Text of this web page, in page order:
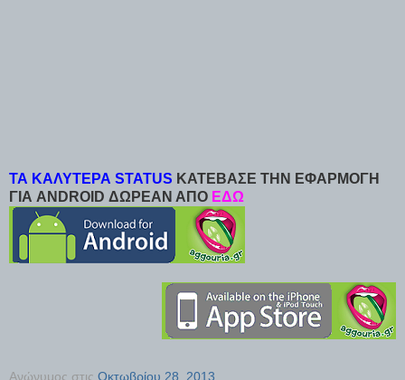
ΤΑ ΚΑΛΥΤΕΡΑ STATUS ΚΑΤΕΒΑΣΕ ΤΗΝ ΕΦΑΡΜΟΓΗ
ΓΙΑ ANDROID ΔΩΡΕΑΝ ΑΠΟ ΕΔΩ
Ανώνυμος στις Οκτωβρίου 28, 2013